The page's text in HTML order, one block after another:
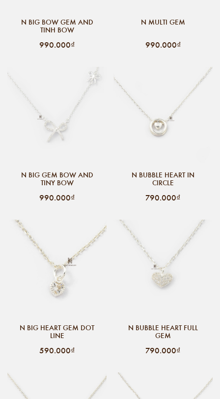
N BIG BOW GEM AND
TINH BOW
990.000₫
N MULTI GEM
990.000₫
N BIG GEM BOW AND
TINY BOW
990.000₫
N BUBBLE HEART IN
CIRCLE
790.000₫
N BIG HEART GEM DOT
LINE
590.000₫
N BUBBLE HEART FULL
GEM
790.000₫